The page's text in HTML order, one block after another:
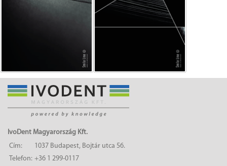
IvoDent Magyarország Kft.
Cím:
1037 Budapest, Bojtár utca 56.
Telefon: +36 1 299-0117